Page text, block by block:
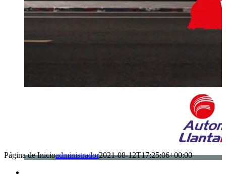
Página de Inicioadministrador2021-08-12T17:25:06+00:00